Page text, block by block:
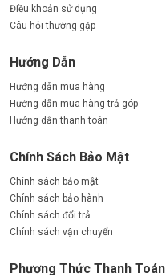
Điều khoản sử dụng
Câu hỏi thường gặp
Hướng Dẫn
Hướng dẫn mua hàng
Hướng dẫn mua hàng trả góp
Hướng dẫn thanh toán
Chính Sách Bảo Mật
Chính sách bảo mật
Chính sách bảo hành
Chính sách đổi trả
Chính sách vận chuyển
Phương Thức Thanh Toán